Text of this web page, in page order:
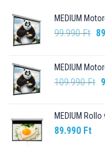
MEDIUM
99.990Ft
MEDIUM
109.990Ft
MEDIUM
89.990 Ft